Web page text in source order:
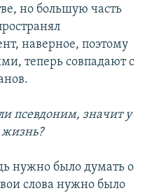
но большую часть
наверное, поэтому
теперь совпадают с
псевдоним, значит у
жизнь?
нужно было думать о
слова нужно было